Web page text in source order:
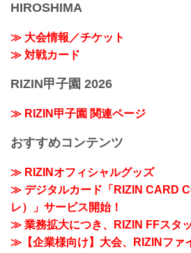
HIROSHIMA
≫ 大会情報／チケット
≫ 対戦カード
RIZIN甲子園 2026
≫ RIZIN甲子園 関連ページ
おすすめコンテンツ
≫ RIZINオフィシャルグッズ
≫ デジタルカード「RIZIN CARD
レ）」サービス開始！
≫ 業務拡大につき、RIZIN FFスタ
≫【企業様向け】大会、RIZINファ